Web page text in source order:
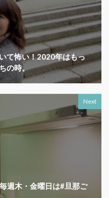
て怖い！2020年はもっ
の時。
Next
週木・金曜日は#旦那ご